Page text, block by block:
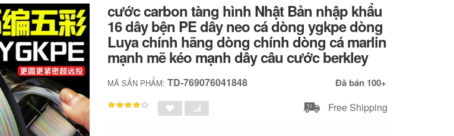
cước carbon tàng hình Nhật Bản nhập khẩu
16 dây bện PE dây neo cá dòng ygkpe dòng
Luya chính hãng dòng chính dòng cá marlin
mạnh mẽ kéo mạnh dây câu cước berkley
MÃ SẢN PHẨM:TD-769076041848 Đã bán 100+
Free Shipping